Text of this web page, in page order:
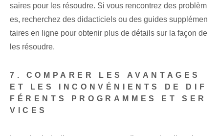
saires pour les résoudre. Si vous rencontrez des problèm
es, recherchez des didacticiels ou des guides supplémen
taires en ligne pour obtenir plus de détails sur la façon de
les résoudre.
7. COMPARER LES AVANTAGES
ET LES INCONVÉNIENTS DE DIF
FÉRENTS PROGRAMMES ET SER
VICES